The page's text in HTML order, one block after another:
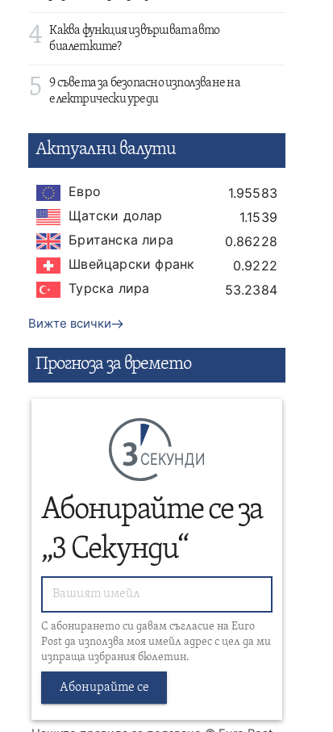
4 Каква функция извършват авто
биалетките?
5
9 съвета за безопасно използване на
електрически уреди
Актуални валути
Евро
1.95583
Щатски долар
1.1539
Британска лира
0.86228
Швейцарски франк
0.9222
Турска лира
53.2384
Вижте всички
Прогнозa за времето
СЕКУНДИ
Абонирайте се за
„3 Секунди“
С абонирането си давам съгласие на Euro
Post да използва моя имейл адрес с цел да ми
изпраща избрания бюлетин.
Абонирайте се